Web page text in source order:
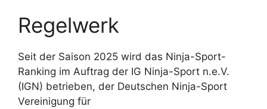
Regelwerk
Seit der Saison 2025 wird das Ninja-Sport-
Ranking im Auftrag der IG Ninja-Sport n.e.V.
(IGN) betrieben, der Deutschen Ninja-Sport
Vereinigung für